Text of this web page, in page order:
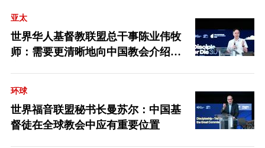
亚太
世界华人基督教联盟总干事陈业伟牧
师：需要更清晰地向中国教会介绍福
环球
世界福音联盟秘书长曼苏尔：中国基
督徒在全球教会中应有重要位置